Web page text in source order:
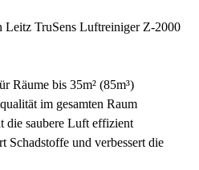
Leitz TruSens Luftreiniger Z-2000
Räume bis 35m² (85m³)
im gesamten Raum
die saubere Luft effizient
Schadstoffe und verbessert die